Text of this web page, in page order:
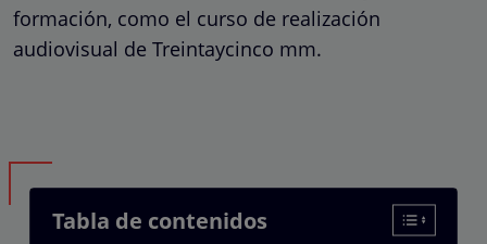
formación, como el curso de realización
audiovisual de Treintaycinco mm.
Tabla de contenidos